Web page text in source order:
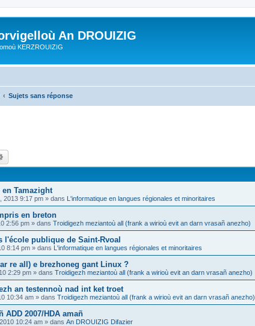
An DROUIZIG
KERZROUIZIG
Sujets sans réponse
Tamazight
2013 9:17 pm » dans L'informatique en langues régionales et minoritaires
en breton
2:56 pm » dans Troidigezh meziantoù all (frank a wirioù evit an darn vrasañ anezho)
l'école publique de Saint-Rvoal
8:14 pm » dans L'informatique en langues régionales et minoritaires
re all) e brezhoneg gant Linux ?
2:29 pm » dans Troidigezh meziantoù all (frank a wirioù evit an darn vrasañ anezho)
an testennoù nad int ket troet
10:34 am » dans Troidigezh meziantoù all (frank a wirioù evit an darn vrasañ anezho)
ADD 2007/HDA amañ
10:24 am » dans An DROUIZIG Difazier